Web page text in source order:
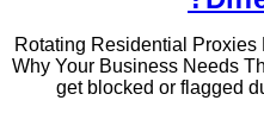
Rotating Residential
Why Your Business Needs
get blocked or flagged